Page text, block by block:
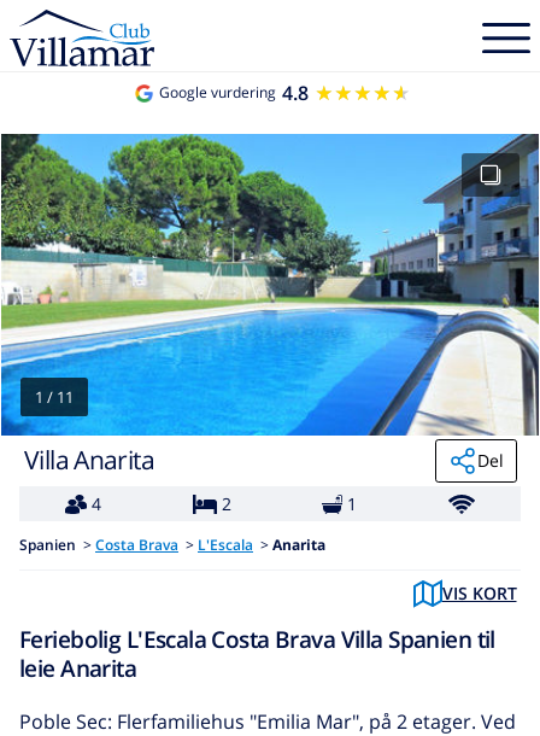
Google vurdering 4.8 ★★★★★
★★★★★
1 / 11
Villa Anarita
Del
4
2 1
Spanien > Costa Brava > L'Escala > Anarita
VIS KORT
Feriebolig L'Escala Costa Brava Villa Spanien til
leie Anarita
Poble Sec: Flerfamiliehus "Emilia Mar", på 2 etager. Ved